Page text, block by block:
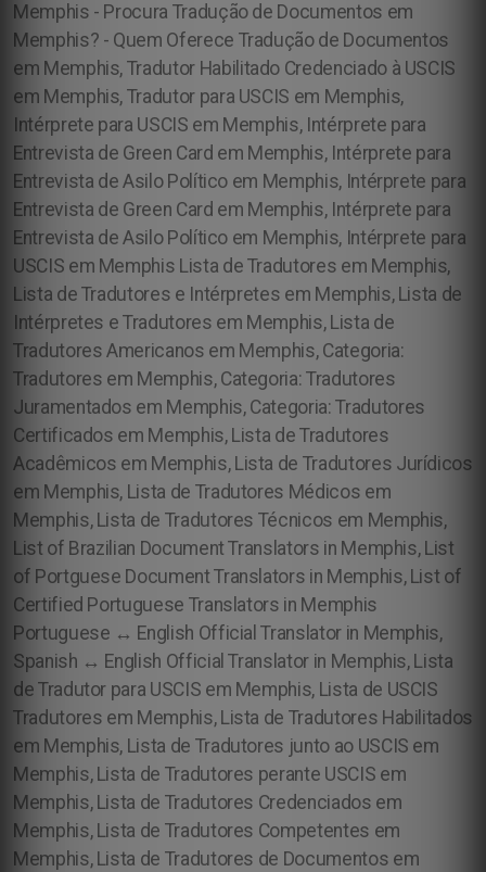
Memphis - Procura Tradução de Documentos em
Memphis? - Quem Oferece Tradução de Documentos
em Memphis, Tradutor Habilitado Credenciado à USCIS
em Memphis, Tradutor para USCIS em Memphis,
Intérprete para USCIS em Memphis, Intérprete para
Entrevista de Green Card em Memphis, Intérprete para
Entrevista de Asilo Político em Memphis, Intérprete para
Entrevista de Green Card em Memphis, Intérprete para
Entrevista de Asilo Político em Memphis, Intérprete para
USCIS em Memphis Lista de Tradutores em Memphis,
Lista de Tradutores e Intérpretes em Memphis, Lista de
Intérpretes e Tradutores em Memphis, Lista de
Tradutores Americanos em Memphis, Categoria:
Tradutores em Memphis, Categoria: Tradutores
Juramentados em Memphis, Categoria: Tradutores
Certificados em Memphis, Lista de Tradutores
Acadêmicos em Memphis, Lista de Tradutores Jurídicos
em Memphis, Lista de Tradutores Médicos em
Memphis, Lista de Tradutores Técnicos em Memphis,
List of Brazilian Document Translators in Memphis, List
of Portguese Document Translators in Memphis, List of
Certified Portuguese Translators in Memphis
Portuguese ↔ English Official Translator in Memphis,
Spanish ↔ English Official Translator in Memphis, Lista
de Tradutor para USCIS em Memphis, Lista de USCIS
Tradutores em Memphis, Lista de Tradutores Habilitados
em Memphis, Lista de Tradutores junto ao USCIS em
Memphis, Lista de Tradutores perante USCIS em
Memphis, Lista de Tradutores Credenciados em
Memphis, Lista de Tradutores Competentes em
Memphis, Lista de Tradutores de Documentos em